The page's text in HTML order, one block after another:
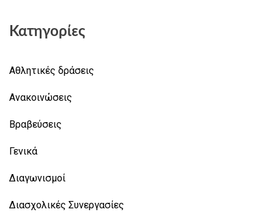
Κατηγορίες
Αθλητικές δράσεις
Ανακοινώσεις
Βραβεύσεις
Γενικά
Διαγωνισμοί
Διασχολικές Συνεργασίες